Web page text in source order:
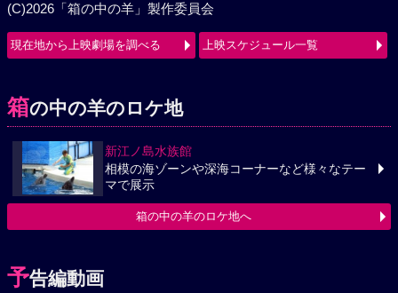
(C)2026「箱の中の羊」製作委員会
現在地から上映劇場を調べる 上映スケジュール一覧
箱の中の羊のロケ地
新江ノ島水族館
相模の海ゾーンや深海コーナーなど様々なテー
マで展示
箱の中の羊のロケ地へ
予告編動画